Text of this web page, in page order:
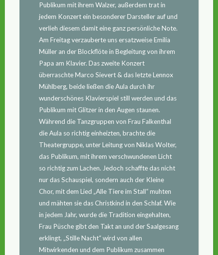
Publikum mit ihrem Walzer, außerdem trat in
jedem Konzert ein besonderer Darsteller auf und
verlieh diesem damit eine ganz persönliche Note.
Am Freitag verzauberte uns ersatzweise Emilia
Müller an der Blockflöte in Begleitung von ihrem
Papa am Klavier. Das zweite Konzert
überraschte Marco Sievert & das letzte Lennox
Mühlberg, beide ließen die Aula durch ihr
wunderschönes Klavierspiel still werden und das
Publikum mit Glitzer in den Augen staunen.
Während die Tanzgruppen von Frau Falkenthal
die Aula so richtig einheizten, brachte die
Theatergruppe, unter Leitung von Niklas Wolter,
das Publikum, mit ihrem verschwundenen Licht
so richtig zum Lachen. Jedoch schaffte das nicht
nur das Schauspiel, sondern auch der Kleine
Chor, mit dem Lied „Alle Tiere im Stall“ muhten
und mähten sie das Christkind in den Schlaf. Wie
in jedem Jahr, wurde die Tradition eingehalten,
Frau Püsche gibt den Takt an und der Saalgesang
erklingt, „Stille Nacht“ wird von allen
Mitwirkenden und dem Publikum zusammen